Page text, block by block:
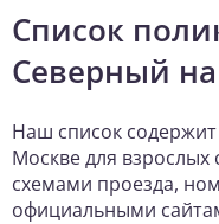
Список
Северный на
Наш список
Москве для взрослых
схемами проезда,
официальными